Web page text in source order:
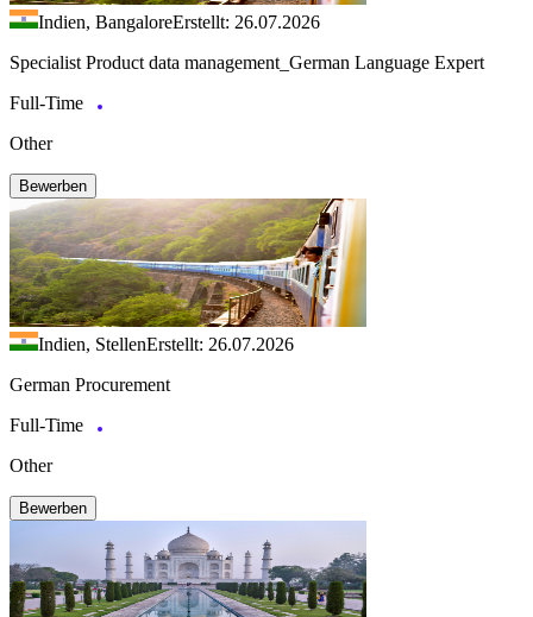
Indien, BangaloreErstellt: 26.07.2026
Specialist Product data management_German Language Expert
Full-Time
Other
Bewerben
Indien, StellenErstellt: 26.07.2026
German Procurement
Full-Time
Other
Bewerben